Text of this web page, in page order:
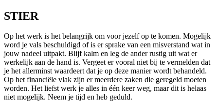
STIER
Op het werk is het belangrijk om voor jezelf op te komen. Mogelijk
word je vals beschuldigd of is er sprake van een misverstand wat in
jouw nadeel uitpakt. Blijf kalm en leg de ander rustig uit wat er
werkelijk aan de hand is. Vergeet er vooral niet bij te vermelden dat
je het allerminst waardeert dat je op deze manier wordt behandeld.
Op het financiële vlak zijn er meerdere zaken die geregeld moeten
worden. Het liefst werk je alles in één keer weg, maar dit is helaas
niet mogelijk. Neem je tijd en heb geduld.